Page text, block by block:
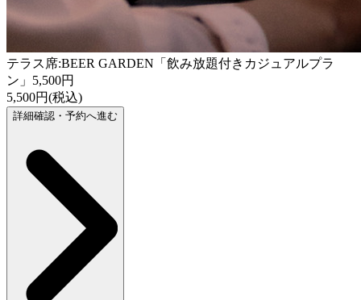
テラス席:BEER GARDEN「飲み放題付きカジュアルプラ
ン」5,500円
5,500円(税込)
詳細確認・予約へ進む